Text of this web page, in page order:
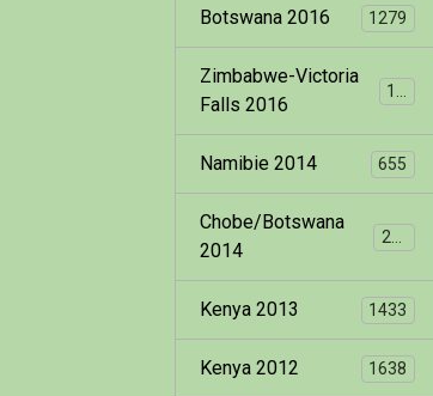
Botswana 2016 1279
Zimbabwe-Victoria
Falls 2016
Namibie 2014 655
Chobe/Botswana
2014
Kenya 2013 1433
Kenya 2012 1638